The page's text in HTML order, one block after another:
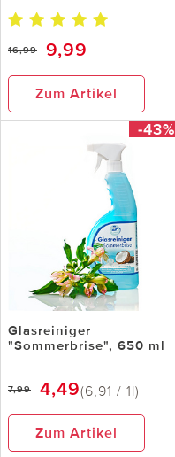
16,99 9,99
Zum Artikel
-43%
Glasreiniger
"Sommerbrise", 650 ml
7,99 4,49(6,91 / 1l)
Zum Artikel